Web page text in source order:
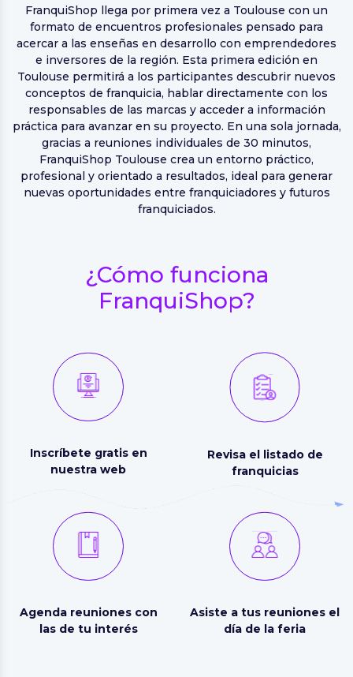
FranquiShop llega por primera vez a Toulouse con un
formato de encuentros profesionales pensado para
acercar a las enseñas en desarrollo con emprendedores
e inversores de la región. Esta primera edición en
Toulouse permitirá a los participantes descubrir nuevos
conceptos de franquicia, hablar directamente con los
responsables de las marcas y acceder a información
práctica para avanzar en su proyecto. En una sola jornada,
gracias a reuniones individuales de 30 minutos,
FranquiShop Toulouse crea un entorno práctico,
profesional y orientado a resultados, ideal para generar
nuevas oportunidades entre franquiciadores y futuros
franquiciados.
¿Cómo funciona
FranquiShop?
Inscríbete gratis en
nuestra web
Revisa el listado de
franquicias
Agenda reuniones con
las de tu interés
Asiste a tus reuniones el
día de la feria